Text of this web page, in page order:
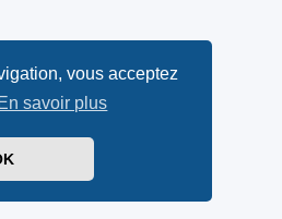
vous acceptez
En savoir plus